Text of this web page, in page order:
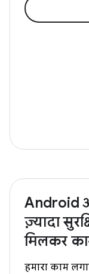
Android
ज़्यादा
मिलकर
हमारा काम